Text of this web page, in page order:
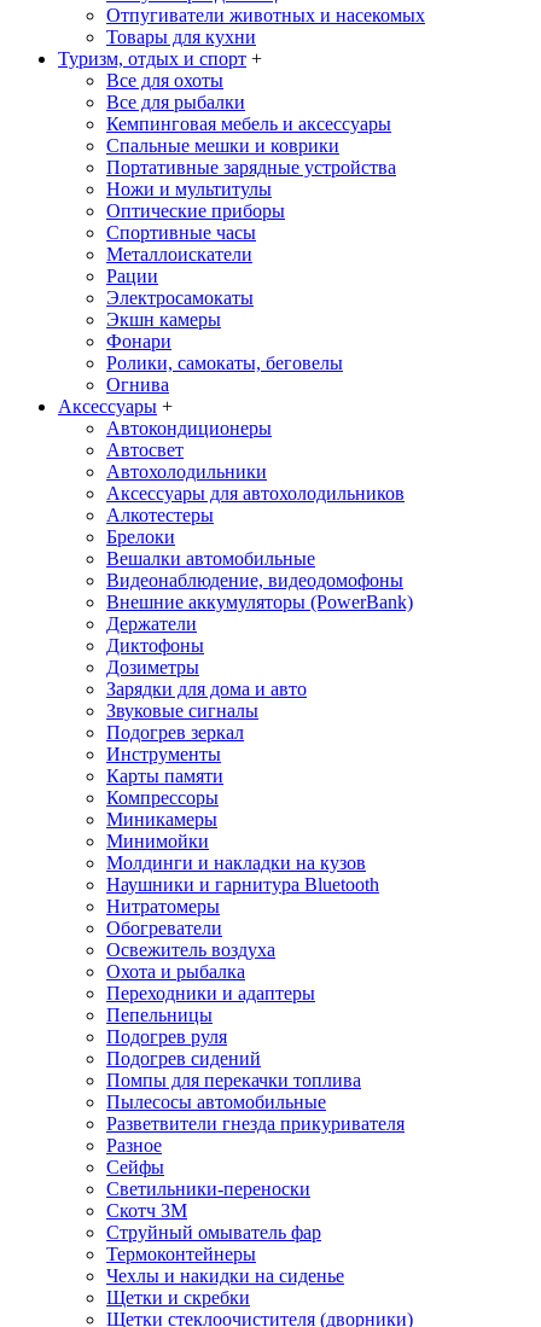
Отпугиватели животных и насекомых
Товары для кухни
Туризм, отдых и спорт +
Все для охоты
Все для рыбалки
Кемпинговая мебель и аксессуары
Спальные мешки и коврики
Портативные зарядные устройства
Ножи и мультитулы
Оптические приборы
Спортивные часы
Металлоискатели
Рации
Электросамокаты
Экшн камеры
Фонари
Ролики, самокаты, беговелы
Огнива
Аксессуары +
Автокондиционеры
Aвтосвет
Автохолодильники
Аксессуары для автохолодильников
Алкотестеры
Брелоки
Вешалки автомобильные
Видеонаблюдение, видеодомофоны
Внешние аккумуляторы (PowerBank)
Держатели
Диктофоны
Дозиметры
Зарядки для дома и авто
Звуковые сигналы
Подогрев зеркал
Инструменты
Карты памяти
Компрессоры
Миникамеры
Минимойки
Молдинги и накладки на кузов
Наушники и гарнитура Bluetooth
Нитратомеры
Обогреватели
Освежитель воздуха
Охота и рыбалка
Переходники и адаптеры
Пепельницы
Подогрев руля
Подогрев сидений
Помпы для перекачки топлива
Пылесосы автомобильные
Разветвители гнезда прикуривателя
Разное
Сейфы
Светильники-переноски
Скотч 3М
Струйный омыватель фар
Термоконтейнеры
Чехлы и накидки на сиденье
Щетки и скребки
Щетки стеклоочистителя (дворники)